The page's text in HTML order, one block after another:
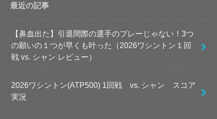
最近の記事
【鼻血出た】引退間際の選手のプレーじゃない！3つ
の願いの１つが早くも叶った（2026ワシントン１回
戦 vs. シャン レビュー）
2026ワシントン(ATP500) 1回戦 vs. シャン スコア
実況